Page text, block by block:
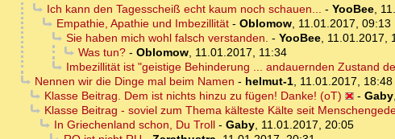
Ich kann den Tagesscheiß echt kaum noch schauen... - YooBee,
Empathie, Apathie und Imbezillität- Oblomow, 11.01.2017, 09:13
Sie haben mich wohl falsch verstanden. - YooBee, 11.01.2017,
Was tun?- Oblomow, 11.01.2017, 11:34
Imbezillität ist "geistige Behinderung ... andauernden Zustand
Nennen wir die Dinge mal beim Namen - helmut-1, 11.01.2017, 18:48
Klasse Beitrag. Dem ist nichts hinzu zu fügen! Danke! (oT)
- Gaby,
Klasse Beitrag - soviel zum Thema kälteste Kälte seit
In Griechenland schon, Du Troll- Gaby, 11.01.2017, 20:05